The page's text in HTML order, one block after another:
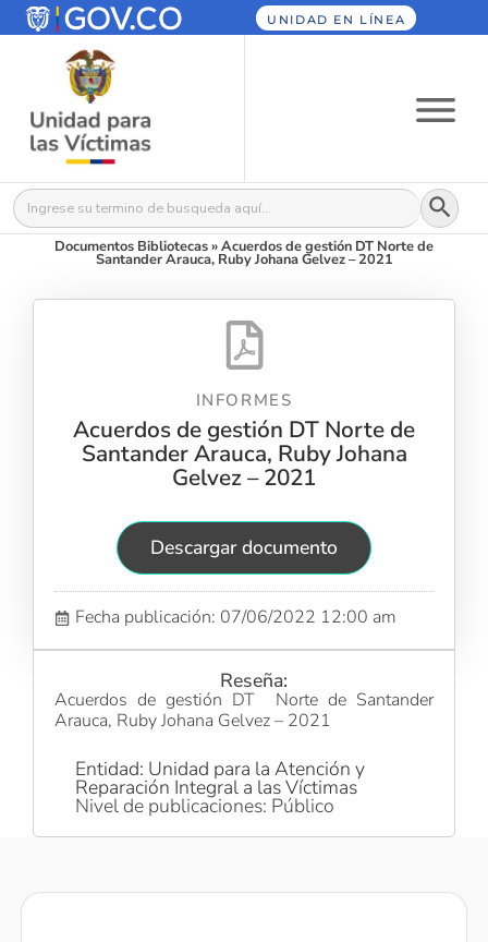
UNIDAD EN LÍNEA
Buscar: Botón
Documentos Bibliotecas»Acuerdos de gestión DT Norte de
Santander Arauca, Ruby Johana Gelvez – 2021
INFORMES
Acuerdos de gestión DT Norte de
Santander Arauca, Ruby Johana
Gelvez – 2021
Descargar documento
Fecha publicación: 07/06/2022 12:00 am
Reseña:
Acuerdos de gestión DT Norte de Santander
Arauca, Ruby Johana Gelvez – 2021
Entidad: Unidad para la Atención y
Reparación Integral a las Víctimas
Nivel de publicaciones: Público